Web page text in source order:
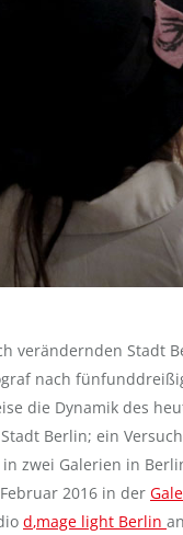
verändernden Stadt
nach
die Dynamik des
Berlin; ein
zwei Galerien in
2016 in der
d‚mage‬ light Berlin